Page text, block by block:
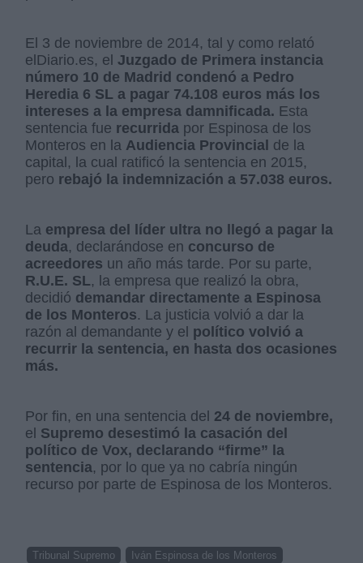
El 3 de noviembre de 2014, tal y como relató
elDiario.es, el Juzgado de Primera instancia
número 10 de Madrid condenó a Pedro
Heredia 6 SL a pagar 74.108 euros más los
intereses a la empresa damnificada. Esta
sentencia fue recurrida por Espinosa de los
Monteros en la Audiencia Provincial de la
capital, la cual ratificó la sentencia en 2015,
pero rebajó la indemnización a 57.038 euros.
La empresa del líder ultra no llegó a pagar la
deuda, declarándose en concurso de
acreedores un año más tarde. Por su parte,
R.U.E. SL, la empresa que realizó la obra,
decidió demandar directamente a Espinosa
de los Monteros. La justicia volvió a dar la
razón al demandante y el político volvió a
recurrir la sentencia, en hasta dos ocasiones
más.
Por fin, en una sentencia del 24 de noviembre,
el Supremo desestimó la casación del
político de Vox, declarando “firme” la
sentencia, por lo que ya no cabría ningún
recurso por parte de Espinosa de los Monteros.
Tribunal Supremo
Iván Espinosa de los Monteros